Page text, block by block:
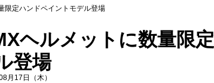
限定ハンドペイントモデル登場
ヘルメットに数量限
登場
月17日（木）